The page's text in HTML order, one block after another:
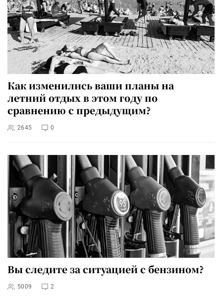
Как изменились ваши планы на
летний отдых в этом году по
сравнению с предыдущим?
2645 0
Вы следите за ситуацией с бензином?
5009 2